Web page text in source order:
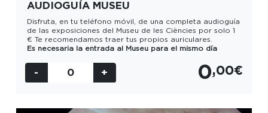
AUDIOGUÍA MUSEU
Disfruta, en tu teléfono móvil, de una completa audioguía
de las exposiciones del Museu de les Ciències por solo 1
€ Te recomendamos traer tus propios auriculares.
Es necesaria la entrada al Museu para el mismo día
- 0 + 0,00€
FECHA
Selecciona sesión